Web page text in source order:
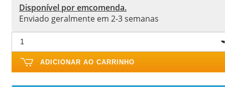
Disponível por emcomenda.
Enviado geralmente em 2-3 semanas
ADICIONAR AO CARRINHO